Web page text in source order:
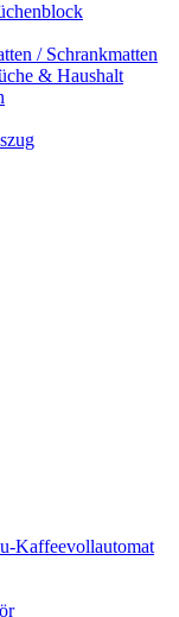
/ Schrankmatten
& Haushalt
Kaffeevollautomat